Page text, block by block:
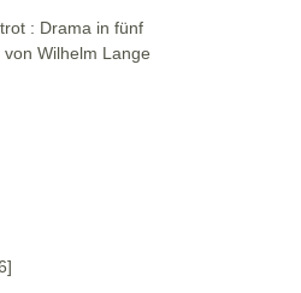
: Drama in fünf
Wilhelm Lange